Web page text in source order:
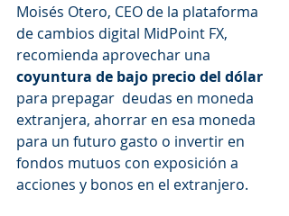
Moisés Otero, CEO de la plataforma
de cambios digital MidPoint FX,
recomienda aprovechar una
coyuntura de bajo precio del dólar
para prepagar  deudas en moneda
extranjera, ahorrar en esa moneda
para un futuro gasto o invertir en
fondos mutuos con exposición a
acciones y bonos en el extranjero.